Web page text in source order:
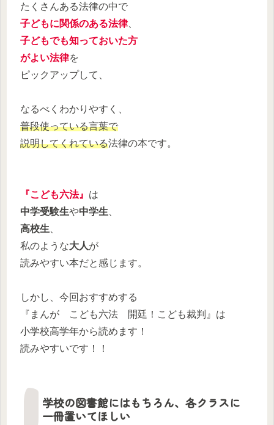
たくさんある法律の中で
子どもに関係のある法律、
子どもでも知っておいた方
がよい法律を
ピックアップして、
なるべくわかりやすく、
普段使っている言葉で
説明してくれている法律の本です。
『こども六法』 は
中学受験生や中学生
高校生
私のような大人が
読みやすい本だと感じます。
しかし、今回おすすめする
『まんが こども六法 開廷！こども裁判』は
小学校高学年から読めます！
読みやすいです！！
学校の図書館にはもちろん、各クラスに
一冊置いてほしい